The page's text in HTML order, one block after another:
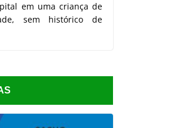
em uma criança de
sem histórico de